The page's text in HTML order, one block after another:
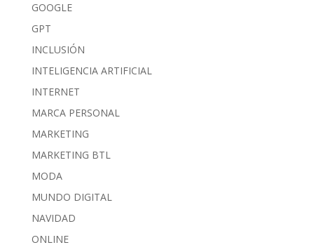
GOOGLE
GPT
INCLUSIÓN
INTELIGENCIA ARTIFICIAL
INTERNET
MARCA PERSONAL
MARKETING
MARKETING BTL
MODA
MUNDO DIGITAL
NAVIDAD
ONLINE